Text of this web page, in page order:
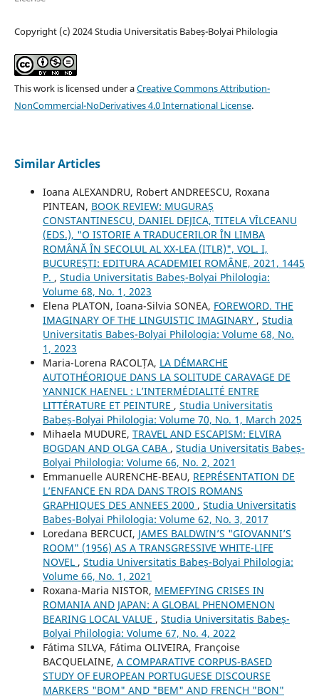
Copyright (c) 2024 Studia Universitatis Babeș-Bolyai Philologia
This work is licensed under aCreative Commons Attribution-
NonCommercial-NoDerivatives 4.0 International License.
Similar Articles
Ioana ALEXANDRU, Robert ANDREESCU, Roxana
PINTEAN, BOOK REVIEW: MUGURAȘ
CONSTANTINESCU, DANIEL DEJICA, TITELA VÎLCEANU
(EDS.), "O ISTORIE A TRADUCERILOR ÎN LIMBA
ROMÂNĂ ÎN SECOLUL AL XX-LEA (ITLR)", VOL. I,
BUCUREȘTI: EDITURA ACADEMIEI ROMÂNE, 2021, 1445
P. , Studia Universitatis Babeș-Bolyai Philologia:
Volume 68, No. 1, 2023
Elena PLATON, Ioana-Silvia SONEA, FOREWORD. THE
IMAGINARY OF THE LINGUISTIC IMAGINARY , Studia
Universitatis Babeș-Bolyai Philologia: Volume 68, No.
1, 2023
Maria-Lorena RACOLȚA, LA DÉMARCHE
AUTOTHÉORIQUE DANS LA SOLITUDE CARAVAGE DE
YANNICK HAENEL : L’INTERMÉDIALITÉ ENTRE
LITTÉRATURE ET PEINTURE , Studia Universitatis
Babeș-Bolyai Philologia: Volume 70, No. 1, March 2025
Mihaela MUDURE, TRAVEL AND ESCAPISM: ELVIRA
BOGDAN AND OLGA CABA , Studia Universitatis Babeș-
Bolyai Philologia: Volume 66, No. 2, 2021
Emmanuelle AURENCHE-BEAU, REPRÉSENTATION DE
L’ENFANCE EN RDA DANS TROIS ROMANS
GRAPHIQUES DES ANNEES 2000 , Studia Universitatis
Babeș-Bolyai Philologia: Volume 62, No. 3, 2017
Loredana BERCUCI, JAMES BALDWIN’S "GIOVANNI’S
ROOM" (1956) AS A TRANSGRESSIVE WHITE-LIFE
NOVEL , Studia Universitatis Babeș-Bolyai Philologia:
Volume 66, No. 1, 2021
Roxana-Maria NISTOR, MEMEFYING CRISES IN
ROMANIA AND JAPAN: A GLOBAL PHENOMENON
BEARING LOCAL VALUE , Studia Universitatis Babeș-
Bolyai Philologia: Volume 67, No. 4, 2022
Fátima SILVA, Fátima OLIVEIRA, Françoise
BACQUELAINE, A COMPARATIVE CORPUS-BASED
STUDY OF EUROPEAN PORTUGUESE DISCOURSE
MARKERS "BOM" AND "BEM" AND FRENCH "BON"